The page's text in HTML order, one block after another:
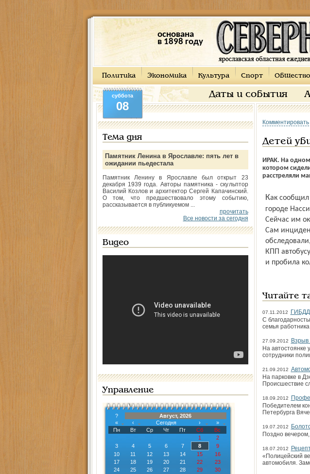
основана
в 1898 году
Политика Экономика Культура Спорт Общество
Даты и события
суббота
08
Тема дня
Памятник Ленина в Ярославле: пять лет в
ожидании пьедестала
Памятник Ленину в Ярославле был открыт 23
декабря 1939 года. Авторы памятника - скульптор
Василий Козлов и архитектор Сергей Капачинский.
О том, что предшествовало этому событию,
рассказывается в публикуемом ...
прочитать
Все новости за сегодня
Видео
Управление
?
Август, 2026
«
‹ Сегодня ›
»
Пн
Вт Ср Чт Пт Сб
Вс
1
2
3
4 5 6 7 8
9
10
11 12 13 14 15
16
17
18 19 20 21 22
23
24
25 26 27 28 29
30
Комментировать
Детей
ИРАК. На одном
котором
расстреляли
Как сообщил капитан Джей Делароса, представитель 15-го экспедиционного корпуса в
городе
Сейчас им
Сам
КПП
и пробила
Читайте
07.11.2012
ГИБДД
С
семья
27.09.2012
Взрыв
На автостоянке
сотрудники
21.09.2012
На парковке в
Происшествие
18.09.2012
Победителем
Петербурга
19.07.2012
Поздно вечером,
18.07.2012
«Полицейский
автомобиля.